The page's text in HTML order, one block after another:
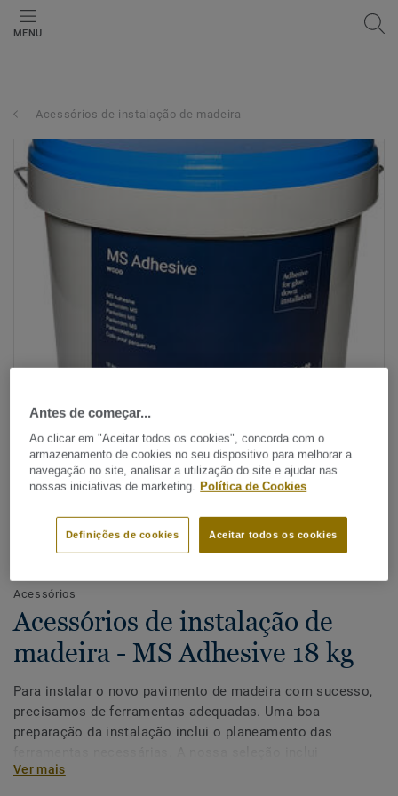
MENU
Acessórios de instalação de madeira
Ver todos os designs (14)
Acessórios
Acessórios de instalação de
madeira - MS Adhesive 18 kg
Para instalar o novo pavimento de madeira com sucesso,
precisamos de ferramentas adequadas. Uma boa
preparação da instalação inclui o planeamento das
alternativas para instaladores profissionais e faça você
Ver mais
Antes de começar...
Ao clicar em "Aceitar todos os cookies", concorda com o
armazenamento de cookies no seu dispositivo para melhorar a
navegação no site, analisar a utilização do site e ajudar nas
nossas iniciativas de marketing. Política de Cookies
Aceitar todos os cookies
Definições de cookies